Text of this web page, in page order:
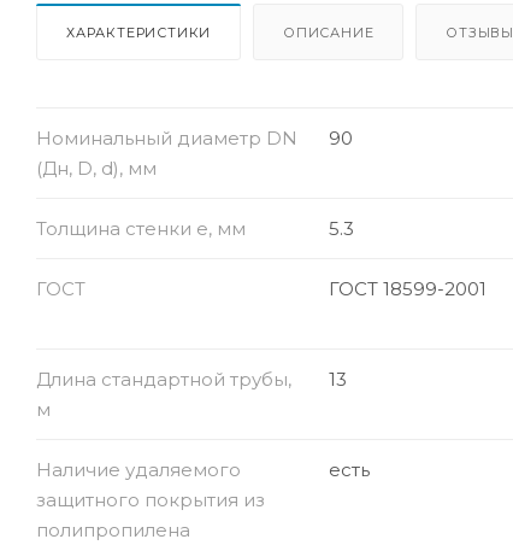
ХАРАКТЕРИСТИКИ ОПИСАНИЕ ОТЗЫВЫ
Номинальный диаметр DN
(Дн, D, d), мм
90
Толщина стенки e, мм 5.3
ГОСТ ГОСТ 18599-2001
Длина стандартной трубы,
м
13
Наличие удаляемого
защитного покрытия из
полипропилена
есть